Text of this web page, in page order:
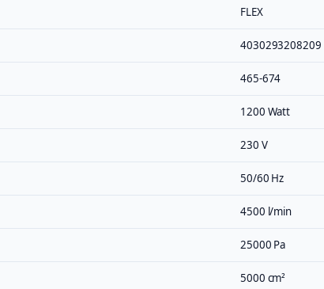
FLEX
4030293208209
465-674
1200 Watt
230 V
50/60 Hz
4500 l/min
25000 Pa
5000 cm²